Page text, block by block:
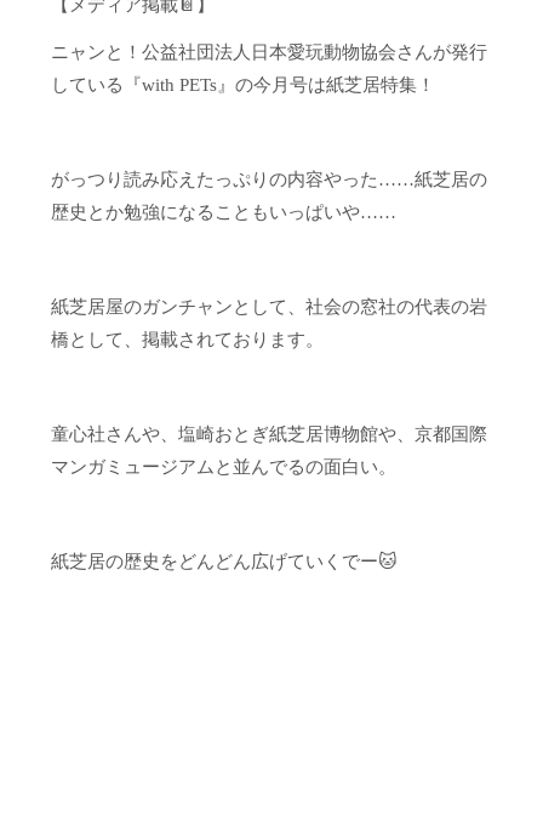
【メディア掲載📔】
ニャンと！公益社団法人日本愛玩動物協会さんが発行
している『with PETs』の今月号は紙芝居特集！
がっつり読み応えたっぷりの内容やった……紙芝居の
歴史とか勉強になることもいっぱいや……
紙芝居屋のガンチャンとして、社会の窓社の代表の岩
橋として、掲載されております。
童心社さんや、塩崎おとぎ紙芝居博物館や、京都国際
マンガミュージアムと並んでるの面白い。
紙芝居の歴史をどんどん広げていくでー🐱